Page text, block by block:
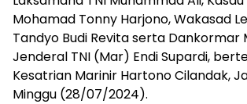
Mohamad Tonny Harjono, Wakasad
Tandyo Budi Revita serta Dankormar
Jenderal TNI (Mar) Endi Supardi,
Kesatrian Marinir Hartono Cilandak,
Minggu (28/07/2024).